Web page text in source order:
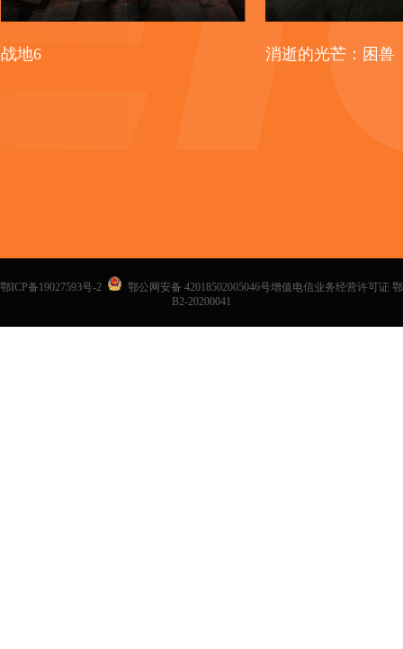
战地6 消逝的光芒：困兽
鄂ICP备19027593号-2
鄂公网安备 42018502005046号增值电信业务经营许可证 鄂
B2-20200041